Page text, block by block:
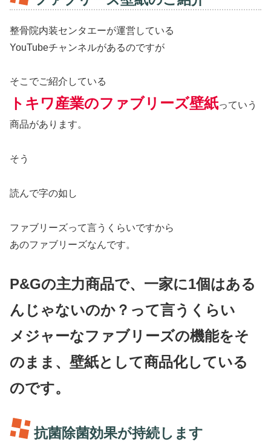
整骨院内装センタエーが運営している
YouTubeチャンネルがあるのですが
そこでご紹介している
トキワ産業のファブリーズ壁紙っていう
商品があります。
そう
読んで字の如し
ファブリーズって言うくらいですから
あのファブリーズなんです。
P&Gの主力商品で、一家に1個はある
んじゃないのか？って言うくらい
メジャーなファブリーズの機能をそ
のまま、壁紙として商品化している
のです。
抗菌除菌効果が持続します